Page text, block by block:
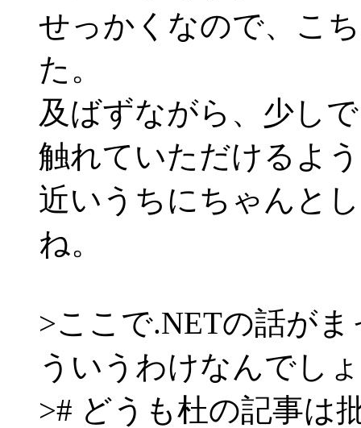
せっかくなので、こ
た。
及ばずながら、少し
触れていただけるよ
近いうちにちゃんと
ね。
>ここで.NETの話が
ういうわけなんでし
># どうも杜の記事は